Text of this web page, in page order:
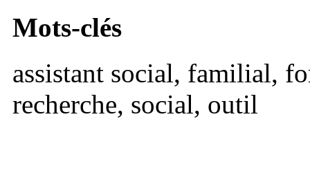
Mots-clés
assistant social, familial,
recherche, social, outil